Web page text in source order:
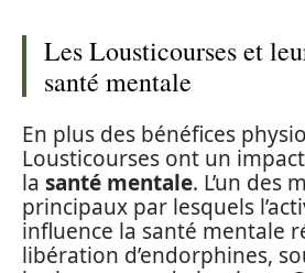
Les Lousticourses et
santé mentale
En plus des bénéfices
Lousticourses ont un
la santé mentale. L’un des
principaux par lesquels
influence la santé mentale
libération d’endorphines,